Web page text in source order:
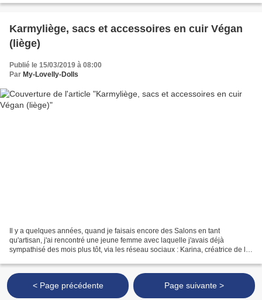
Karmyliège, sacs et accessoires en cuir Végan
(liège)
Publié le 15/03/2019 à 08:00
Par My-Lovelly-Dolls
Il y a quelques années, quand je faisais encore des Salons en tant
qu'artisan, j'ai rencontré une jeune femme avec laquelle j'avais déjà
sympathisé des mois plus tôt, via les réseau sociaux : Karina, créatrice de la
< Page précédente Page suivante >